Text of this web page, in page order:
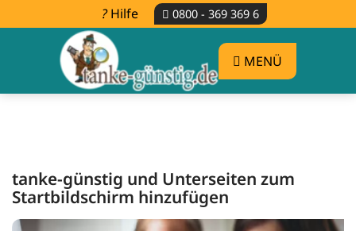
Hilfe 0800 - 369 369 6
MENÜ
tanke-günstig und Unterseiten zum
Startbildschirm hinzufügen